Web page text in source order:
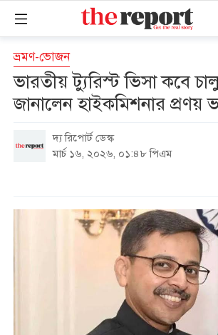
ভ্রমণ-ভোজন
ভারতীয় ট্যুরিস্ট ভিসা কবে
জানালেন হাইকমিশনার প্রণয়
দ্য রিপোর্ট ডেস্ক
মার্চ ১৬, ২০২৬, ০১:৪৮ পিএম